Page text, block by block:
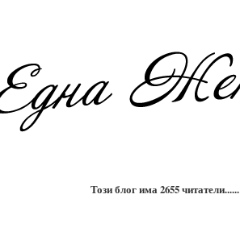
Този блог има 2655 читатели......